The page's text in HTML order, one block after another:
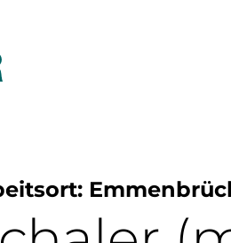
Industrie, Maschinenbau,
Medizin, Gesundheitswesen,
Pflege